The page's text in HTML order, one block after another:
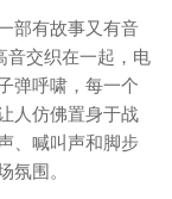
部有故事又有音
音交织在一起，电
弹呼啸，每一个
人仿佛置身于战
、喊叫声和脚步
氛围。